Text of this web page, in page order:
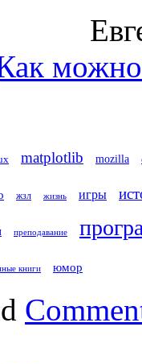
можно
matplotlib mozilla
жзл жизнь игры
преподавание
книги юмор